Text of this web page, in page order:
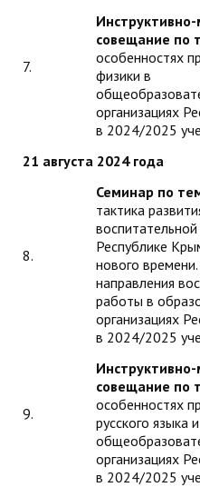
7.
совещание по
особенностях
физики в
организациях
в 2024/2025
21 августа 2024 года
8.
Семинар по
тактика
Республике
нового
направления
работы в
организациях
в 2024/2025
9.
совещание по
особенностях
русского языка
организациях
в 2024/2025